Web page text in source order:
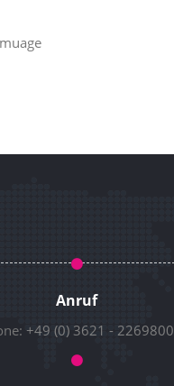
Anruf
+49 (0) 3621 - 2269800